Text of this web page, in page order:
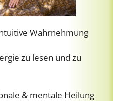
Wahrnehmung
zu lesen und zu
& mentale Heilung